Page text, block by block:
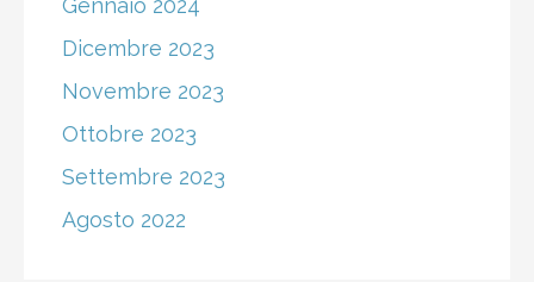
Gennaio 2024
Dicembre 2023
Novembre 2023
Ottobre 2023
Settembre 2023
Agosto 2022